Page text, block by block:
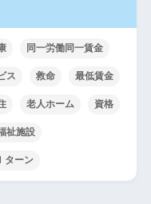
同一労働同一賃金
ス 救命 最低賃金
老人ホーム 資格
祉施設
Ｉターン